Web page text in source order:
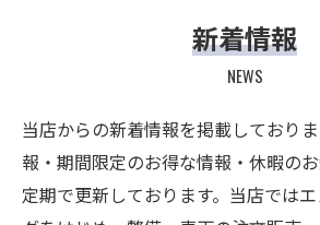
新着情報
NEWS
当店からの新着情報を掲載しておりま
報・期間限定のお得な情報・休暇の
定期で更新しております。当店では